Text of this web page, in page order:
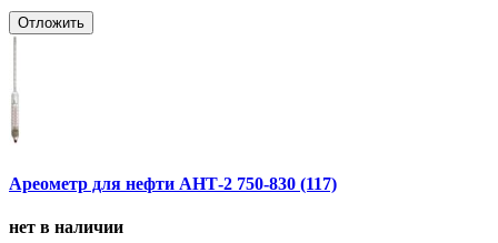
Отложить
Ареометр для нефти АНТ-2 750-830 (117)
нет в наличии